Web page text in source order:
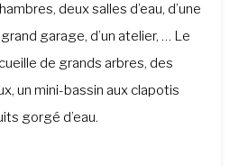
deux salles d’eau, d’une
garage, d’un atelier, … Le
de grands arbres, des
un mini-bassin aux clapotis
gorgé d’eau.